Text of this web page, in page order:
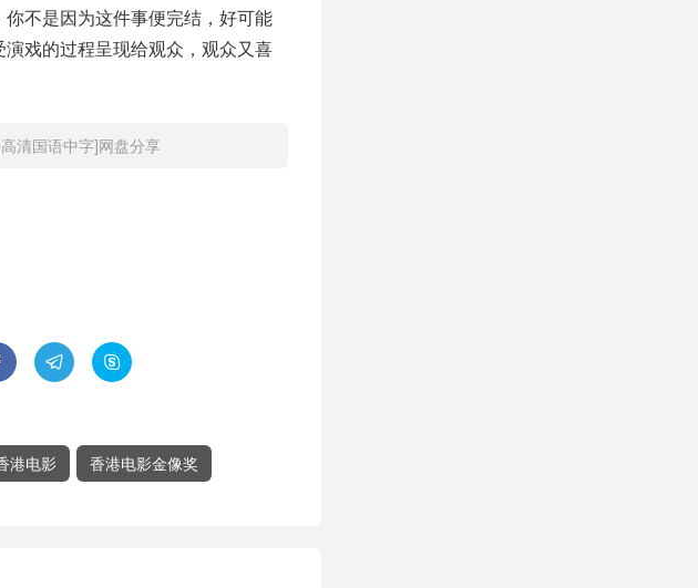
不是因为这件事便完结，好可能
戏的过程呈现给观众，观众又喜
清国语中字]网盘分享
 
港电影 香港电影金像奖